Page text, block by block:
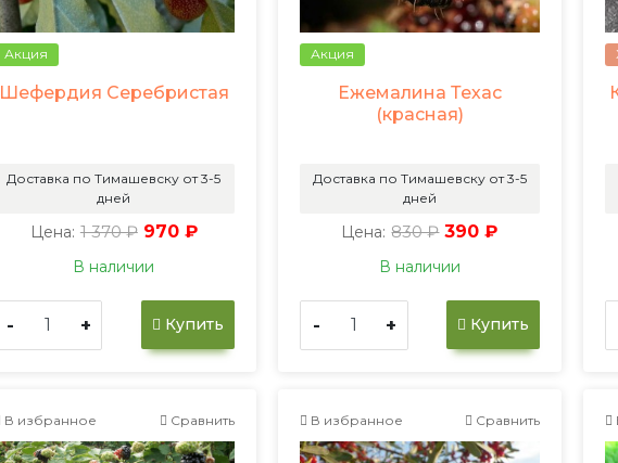
Акция
Шефердия Серебристая
Доставка по Тимашевску от 3-5
дней
Цена: 1 370 ₽ 970 ₽
В наличии
- + Купить
Акция
Ежемалина Техас
(красная)
Доставка по Тимашевску от 3-5
дней
Цена: 830 ₽ 390 ₽
В наличии
- + Купить
В избранное Сравнить В избранное Сравнить